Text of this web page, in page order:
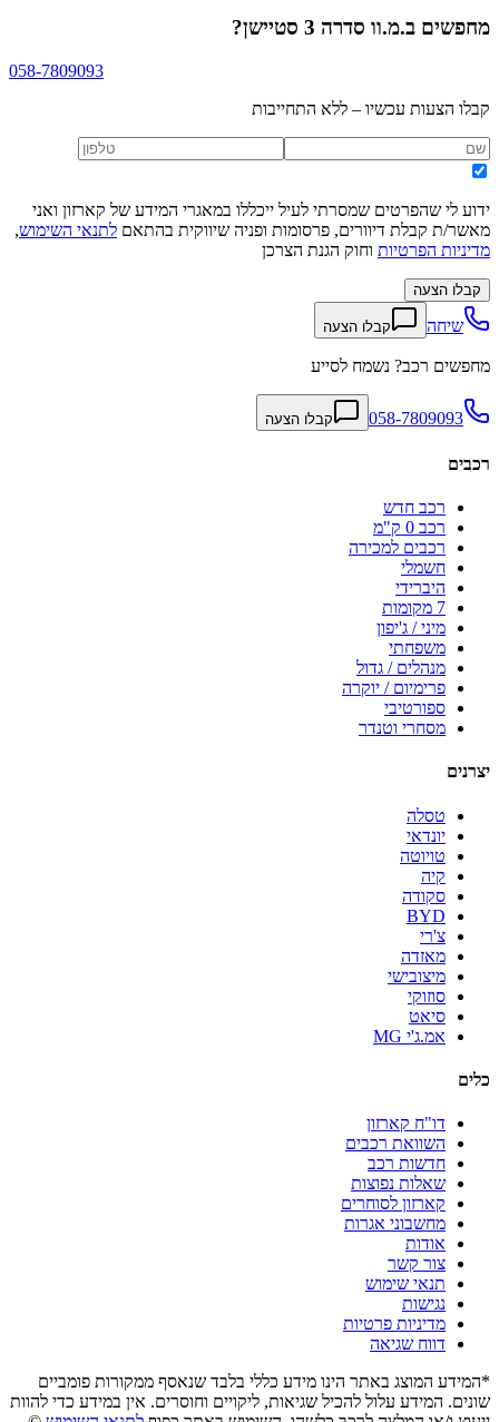
מחפשים ב.מ.וו סדרה 3 סטיישן ?
058-7809093
קבלו הצעות עכשיו – ללא התחייבות
ידוע לי שהפרטים שמסרתי לעיל ייכללו במאגרי המידע של קארזון ואני
מאשר/ת קבלת דיוורים, פרסומות ופניה שיווקית בהתאם לתנאי השימוש,
מדיניות הפרטיות וחוק הגנת הצרכן
קבלו הצעה
שיחה קבלו הצעה
מחפשים רכב? נשמח לסייע
058-7809093 קבלו הצעה
רכבים
רכב חדש
רכב 0 ק"מ
רכבים למכירה
חשמלי
היברידי
7 מקומות
מיני / ג'יפון
משפחתי
מנהלים / גדול
פרימיום / יוקרה
ספורטיבי
מסחרי וטנדר
יצרנים
טסלה
יונדאי
טויוטה
קיה
סקודה
BYD
צ'רי
מאזדה
מיצובישי
סוזוקי
סיאט
אמ.ג'י MG
כלים
דו"ח קארזון
השוואת רכבים
חדשות רכב
שאלות נפוצות
קארזון לסוחרים
מחשבוני אגרות
אודות
צור קשר
תנאי שימוש
נגישות
מדיניות פרטיות
דווח שגיאה
*המידע המוצג באתר הינו מידע כללי בלבד שנאסף ממקורות פומביים
שונים. המידע עלול להכיל שגיאות, ליקויים וחוסרים. אין במידע כדי להוות